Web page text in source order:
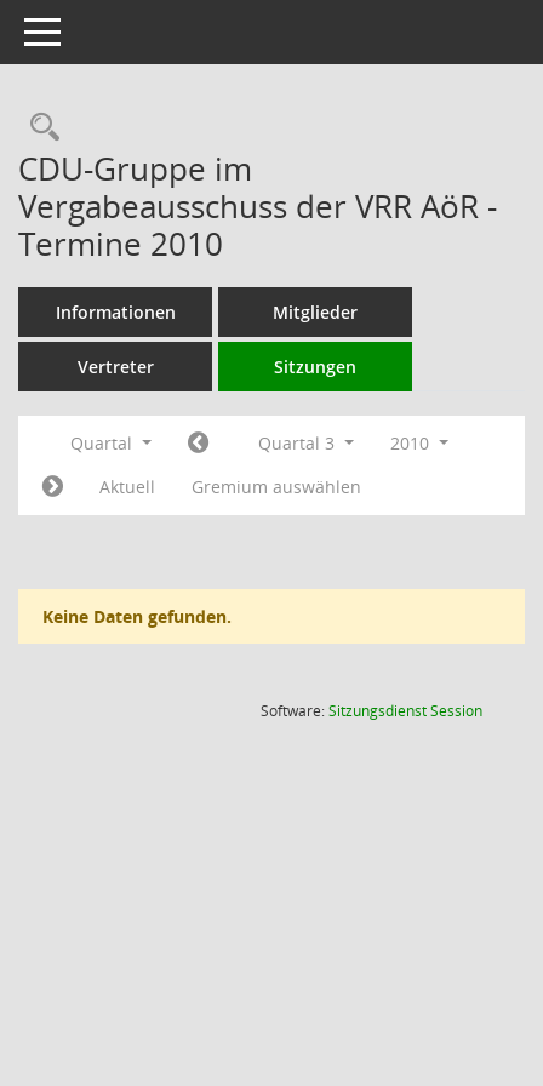
Toggle navigation
Rechercheauswahl
CDU-Gruppe im
Vergabeausschuss der VRR AöR -
Termine 2010
Informationen Mitglieder
Vertreter Sitzungen
Quartal Quartal 3
2010
Aktuell
Gremium auswählen
Keine Daten gefunden.
Software:SitzungsdienstSession(Wird in